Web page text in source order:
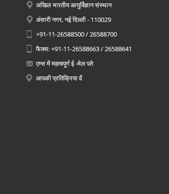
अखिल भारतीय आयुर्विज्ञान संस्थान
अंसारी नगर, नई दिल्ली - 110029
+91-11-26588500 / 26588700
फैक्स: +91-11-26588663 / 26588641
एम्स में महत्वपूर्ण ई -मेल पते
आपकी प्रतिक्रिया दें